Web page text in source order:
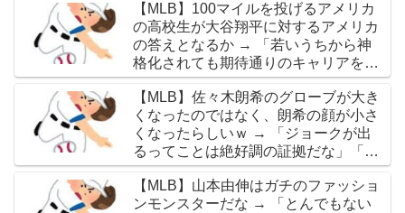
【MLB】100マイルを投げるアメリカ
の高校生が大谷翔平に対するアメリカ
の答えとなるか → 「若いうちから神
格化されても期待通りのキャリアを築
けるのはほんの一握りだからな」「大
谷の名前を出したのはクリック数稼ぎ
でしかないわ」
【MLB】佐々木朗希のグローブが大き
くなったのではなく、朗希の顔が小さ
くなったらしいｗ → 「ジョークが出
るってことは絶好調の証拠だな」「癖
なのか精神的なものなのか分からない
がいい方向に進んだのはいいことだ」
【MLB】山本由伸はガチのファッショ
ンモンスターだな → 「とんでもない